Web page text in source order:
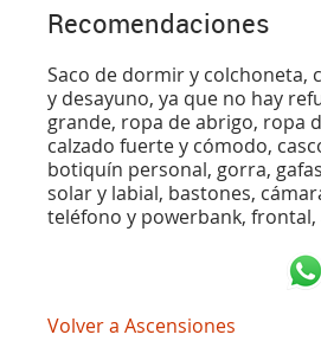
Recomendaciones
Saco de dormir y colchoneta,
y desayuno, ya que no hay
grande, ropa de abrigo, ropa
calzado fuerte y cómodo,
botiquín personal, gorra,
solar y labial, bastones,
teléfono y powerbank, frontal,
Volver a Ascensiones